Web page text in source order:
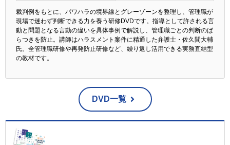
裁判例をもとに、パワハラの境界線とグレーゾーンを整理し、管理職が
現場で迷わず判断できる力を養う研修DVDです。指導として許される言
動と問題となる言動の違いを具体事例で解説し、管理職ごとの判断のば
らつきを防止。講師はハラスメント案件に精通した弁護士・佐久間大輔
氏。全管理職研修や再発防止研修など、繰り返し活用できる実務直結型
の教材です。
DVD一覧